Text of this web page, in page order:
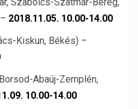
2018.11.05. 10.00-14.00
Kiskun, Békés) –
Abaúj-Zemplén,
10.00-14.00